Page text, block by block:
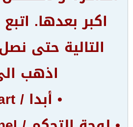
اكبر بعدها.
التالية حتى
اذهب
• أبدا / Start